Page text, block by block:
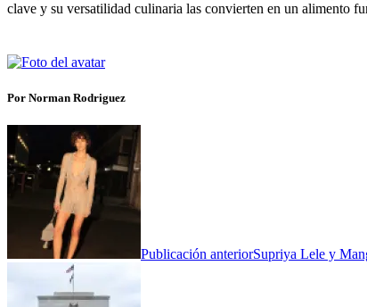
clave y su versatilidad culinaria las convierten en un alimento
Por Norman Rodriguez
Publicación anteriorSupriya Lele y